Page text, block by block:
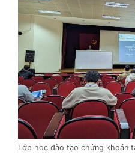
Lớp học đào tạo chứng khoán